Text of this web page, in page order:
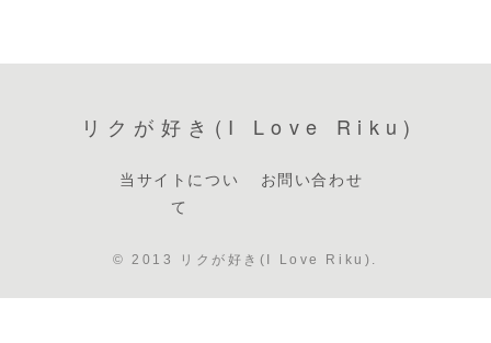
リクが好き(I Love Riku)
当サイトについ
て
お問い合わせ
© 2013 リクが好き(I Love Riku).